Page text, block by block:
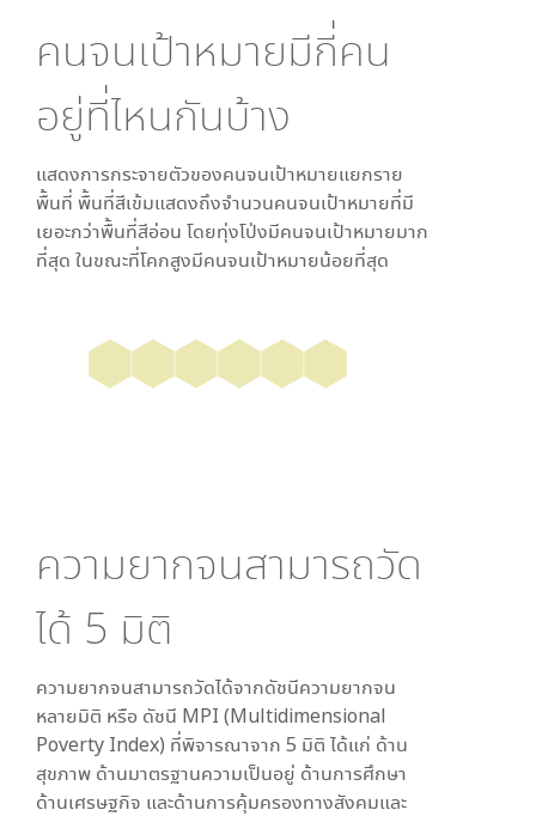
คนจนเป้าหมายมีกี่คน
อยู่ที่ไหนกันบ้าง
แสดงการกระจายตัวของคนจนเป้าหมายแยกราย
พื้นที่ พื้นที่สีเข้มแสดงถึงจำนวนคนจนเป้าหมายที่มี
เยอะกว่าพื้นที่สีอ่อน โดยทุ่งโป่งมีคนจนเป้าหมายมาก
ที่สุด ในขณะที่โคกสูงมีคนจนเป้าหมายน้อยที่สุด
ความยากจนสามารถวัด
ได้ 5 มิติ
ความยากจนสามารถวัดได้จากดัชนีความยากจน
หลายมิติ หรือ ดัชนี MPI (Multidimensional
Poverty Index) ที่พิจารณาจาก 5 มิติ ได้แก่ ด้าน
สุขภาพ ด้านมาตรฐานความเป็นอยู่ ด้านการศึกษา
ด้านเศรษฐกิจ และด้านการคุ้มครองทางสังคมและ